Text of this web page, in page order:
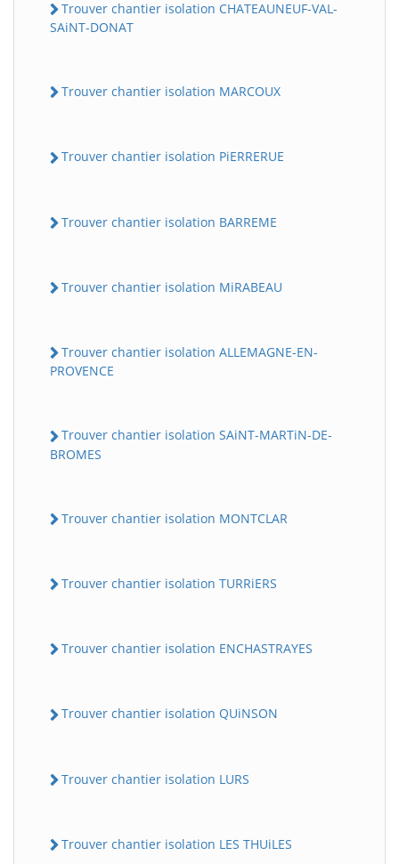
Trouver chantier isolation CHATEAUNEUF-VAL-
SAiNT-DONAT
Trouver chantier isolation MARCOUX
Trouver chantier isolation PiERRERUE
Trouver chantier isolation BARREME
Trouver chantier isolation MiRABEAU
Trouver chantier isolation ALLEMAGNE-EN-
PROVENCE
Trouver chantier isolation SAiNT-MARTiN-DE-
BROMES
Trouver chantier isolation MONTCLAR
Trouver chantier isolation TURRiERS
Trouver chantier isolation ENCHASTRAYES
Trouver chantier isolation QUiNSON
Trouver chantier isolation LURS
Trouver chantier isolation LES THUiLES